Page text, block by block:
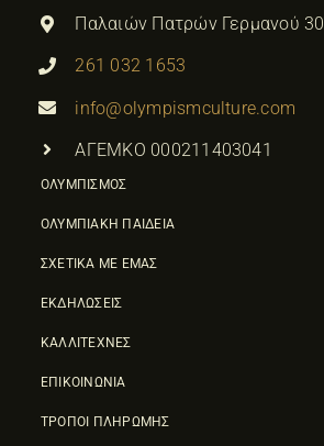
Παλαιών Πατρών Γερμανού
261 032 1653
info@olympismculture.com
ΑΓΕΜΚΟ 000211403041
ΟΛΥΜΠΙΣΜΟΣ
ΟΛΥΜΠΙΑΚΗ ΠΑΙΔΕΙΑ
ΣΧΕΤΙΚΑ ΜΕ ΕΜΑΣ
ΕΚΔΗΛΩΣΕΙΣ
ΚΑΛΛΙΤΕΧΝΕΣ
ΕΠΙΚΟΙΝΩΝΙΑ
ΤΡΟΠΟΙ ΠΛΗΡΩΜΗΣ